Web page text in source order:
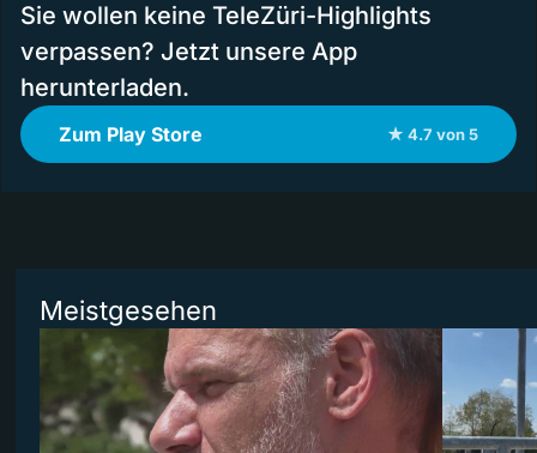
Sie wollen keine TeleZüri-Highlights
verpassen? Jetzt unsere App
herunterladen.
Zum Play Store ★ 4.7 von 5
Meistgesehen